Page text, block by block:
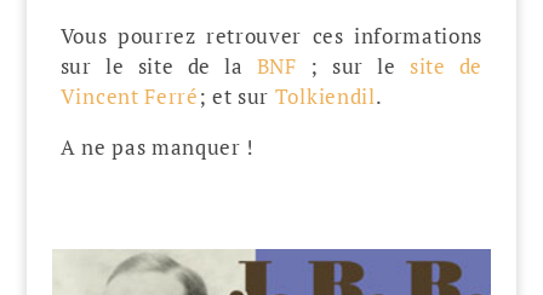
Vous pourrez retrouver ces informations
sur le site de la BNF ; sur le site de
Vincent Ferré; et sur Tolkiendil.
A ne pas manquer !